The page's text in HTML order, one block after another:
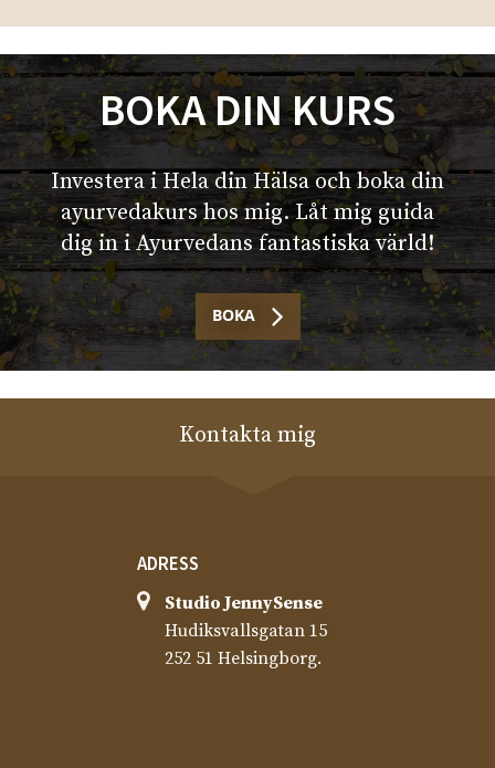
BOKA DIN KURS
Investera i Hela din Hälsa och boka din
ayurvedakurs hos mig. Låt mig guida
dig in i Ayurvedans fantastiska värld!
BOKA
Kontakta mig
ADRESS
Studio JennySense​
Hudiksvallsgatan 15
252 51 Helsingborg.